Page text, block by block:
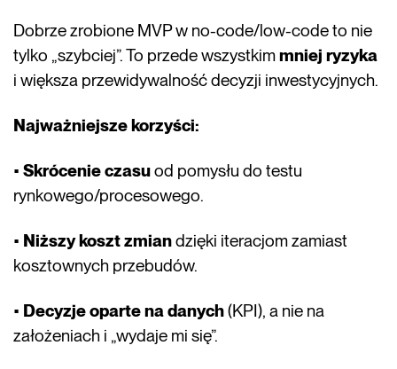
Dobrze zrobione MVP w no-code/low-code to nie
tylko „szybciej”. To przede wszystkimmniej ryzyka
i większa przewidywalność decyzji inwestycyjnych.
Najważniejsze korzyści:
•Skrócenie czasuod pomysłu do testu
rynkowego/procesowego.
• Niższy koszt zmiandzięki iteracjom zamiast
kosztownych przebudów.
• Decyzje oparte na danych(KPI), a nie na
założeniach i „wydaje mi się”.